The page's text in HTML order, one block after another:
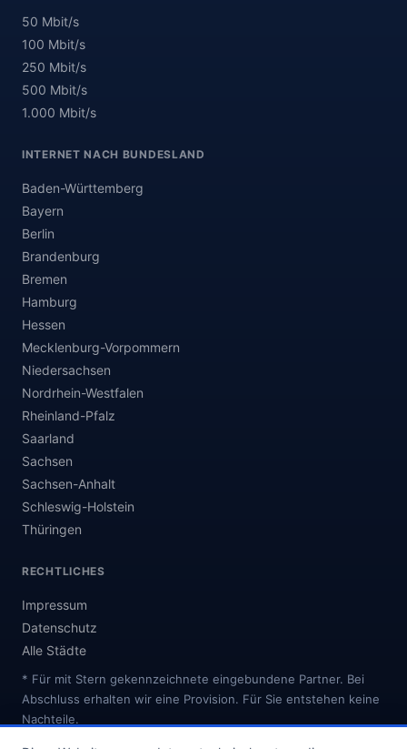
50 Mbit/s
100 Mbit/s
250 Mbit/s
500 Mbit/s
1.000 Mbit/s
INTERNET NACH BUNDESLAND
Baden-Württemberg
Bayern
Berlin
Brandenburg
Bremen
Hamburg
Hessen
Mecklenburg-Vorpommern
Niedersachsen
Nordrhein-Westfalen
Rheinland-Pfalz
Saarland
Sachsen
Sachsen-Anhalt
Schleswig-Holstein
Thüringen
RECHTLICHES
Impressum
Datenschutz
Alle Städte
* Für mit Stern gekennzeichnete eingebundene Partner. Bei
Abschluss erhalten wir eine Provision. Für Sie entstehen keine
Nachteile.